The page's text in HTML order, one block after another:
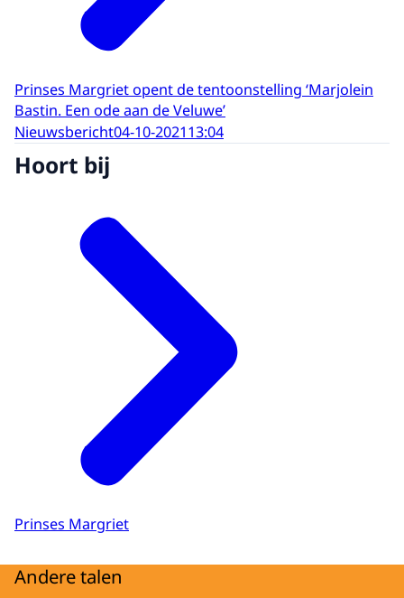
Prinses Margriet opent de tentoonstelling ‘Marjolein
Bastin. Een ode aan de Veluwe’
Nieuwsbericht04-10-202113:04
Hoort bij
Prinses Margriet
Andere talen